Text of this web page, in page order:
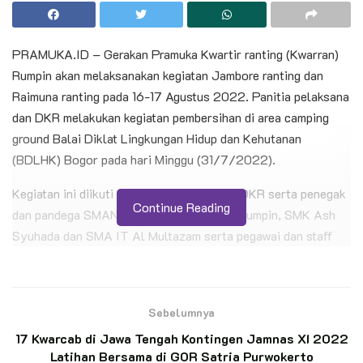
PRAMUKA.ID – Gerakan Pramuka Kwartir ranting (Kwarran)
Rumpin akan melaksanakan kegiatan Jambore ranting dan
Raimuna ranting pada 16-17 Agustus 2022. Panitia pelaksana
dan DKR melakukan kegiatan pembersihan di area camping
ground Balai Diklat Lingkungan Hidup dan Kehutanan
(BDLHK) Bogor pada hari Minggu (31/7/2022).
Kegiatan ini diikuti 35 orang peserta dari DKR serta penegak
dan pandega SMAN 1 Rumpin, SMA PGRI Rumpin, SMK Ash
Syuhada dan SMA IT Al Multazam serta pegawai dan staff
BACA JUGA
Continue Reading
Sebelumnya
17 Kwarcab di Jawa Tengah Kontingen Jamnas XI 2022
Latihan Bersama di GOR Satria Purwokerto